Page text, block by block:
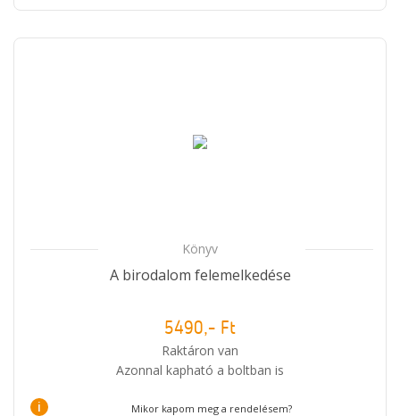
Könyv
A birodalom felemelkedése
5490,- Ft
Raktáron van
Azonnal kapható a boltban is
i Mikor kapom meg a rendelésem?